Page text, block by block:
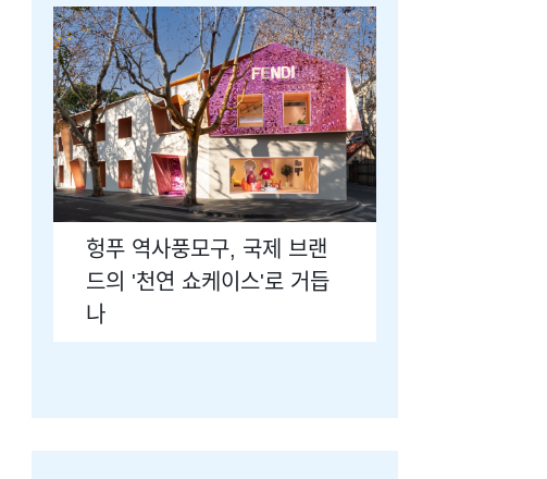
헝푸 역사풍모구, 국제 브랜
드의 '천연 쇼케이스'로 거듭
나